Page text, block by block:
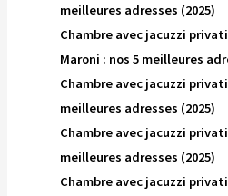
meilleures adresses (2025)
Chambre avec jacuzzi
Maroni : nos 5 meilleures
Chambre avec jacuzzi
meilleures adresses (2025)
Chambre avec jacuzzi
meilleures adresses (2025)
Chambre avec jacuzzi